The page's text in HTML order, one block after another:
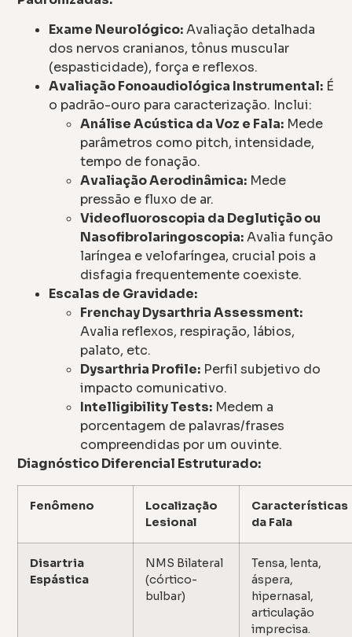
Exame Neurológico:Avaliação detalhada
dos nervos cranianos, tônus muscular
(espasticidade), força e reflexos.
Avaliação Fonoaudiológica Instrumental: É
o padrão-ouro para caracterização. Inclui:
Análise Acústica da Voz e Fala: Mede
parâmetros como pitch, intensidade,
tempo de fonação.
Avaliação Aerodinâmica: Mede
pressão e fluxo de ar.
Videofluoroscopia da Deglutição ou
Nasofibrolaringoscopia:Avalia função
laríngea e velofaríngea, crucial pois a
disfagia frequentemente coexiste.
Escalas de Gravidade:
Frenchay Dysarthria Assessment:
Avalia reflexos, respiração, lábios,
palato, etc.
Dysarthria Profile: Perfil subjetivo do
impacto comunicativo.
Intelligibility Tests: Medem a
porcentagem de palavras/frases
compreendidas por um ouvinte.
Diagnóstico Diferencial Estruturado:
Fenômeno
Localização
Lesional
Características
da Fala
Disartria
Espástica
NMS Bilateral
(córtico-
bulbar)
Tensa, lenta,
áspera,
hipernasal,
articulação
imprecisa.